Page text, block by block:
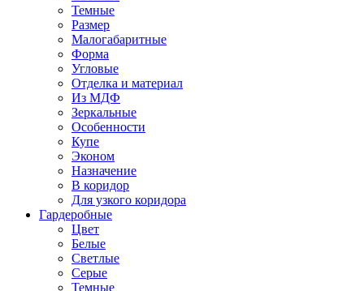
Темные
Размер
Малогабаритные
Форма
Угловые
Отделка и материал
Из МДФ
Зеркальные
Особенности
Купе
Эконом
Назначение
В коридор
Для узкого коридора
Гардеробные
Цвет
Белые
Светлые
Серые
Темные